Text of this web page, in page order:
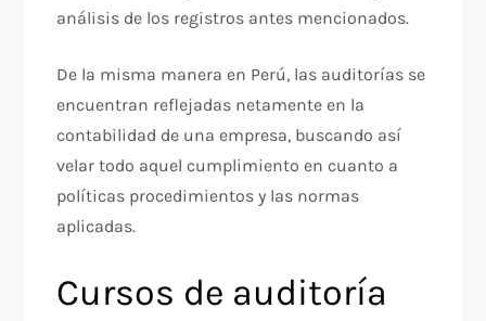
análisis de los registros antes mencionados.
De la misma manera en Perú, las auditorías se
encuentran reflejadas netamente en la
contabilidad de una empresa, buscando así
velar todo aquel cumplimiento en cuanto a
políticas procedimientos y las normas
aplicadas.
Cursos de auditoría